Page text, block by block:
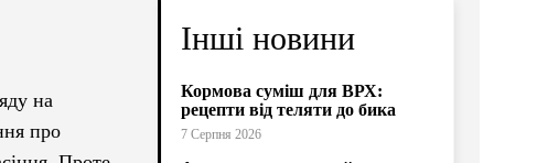
на
про
Інші новини
Кормова суміш для ВРХ:
рецепти від теляти до бика
7 Серпня 2026